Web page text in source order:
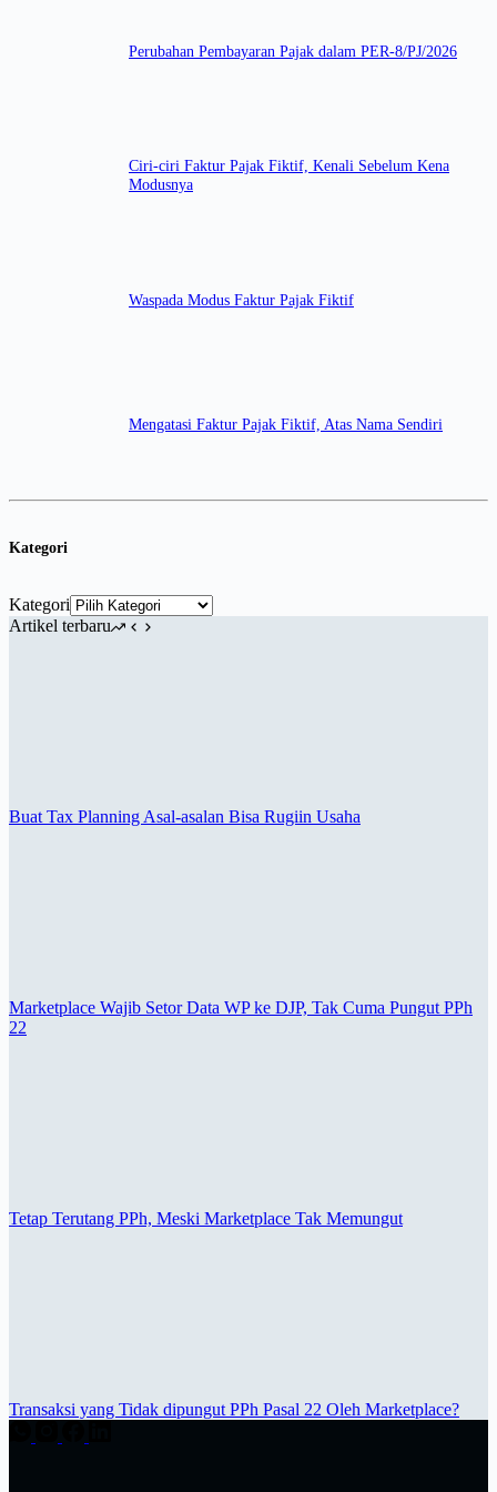
Perubahan Pembayaran Pajak dalam PER-8/PJ/2026
Ciri-ciri Faktur Pajak Fiktif, Kenali Sebelum Kena
Modusnya
Waspada Modus Faktur Pajak Fiktif
Mengatasi Faktur Pajak Fiktif, Atas Nama Sendiri
Kategori
Kategori
Artikel terbaru
Buat Tax Planning Asal-asalan Bisa Rugiin Usaha
Marketplace Wajib Setor Data WP ke DJP, Tak Cuma Pungut PPh
22
Tetap Terutang PPh, Meski Marketplace Tak Memungut
Transaksi yang Tidak dipungut PPh Pasal 22 Oleh Marketplace?